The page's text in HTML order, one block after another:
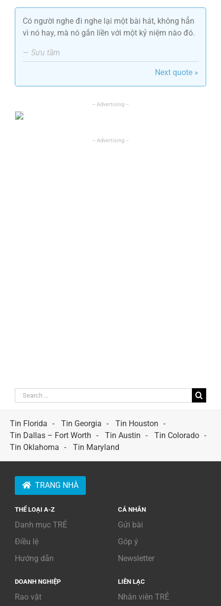
Có người nghe đi nghe lại một bài hát, không hẳn
vì nó hay, mà nó gắn liền với một kỷ niệm nào đó.
— Sưu tầm
Next quote »
Search
for:
Tin Florida
Tin Georgia
Tin Houston
Tin Dallas – Fort Worth
Tin Austin
Tin Colorado
Tin Oklahoma
Tin Maryland
TRANG NHÀ
THỂ LOẠI A-Z
Danh mục TRẺ
Điều lệ
Hướng dẫn
CÁ NHÂN
Gửi bài
Góp ý
Newsletter
DOANH NGHIỆP
Rao vặt
LIÊN LẠC
Nhân viên TRẺ